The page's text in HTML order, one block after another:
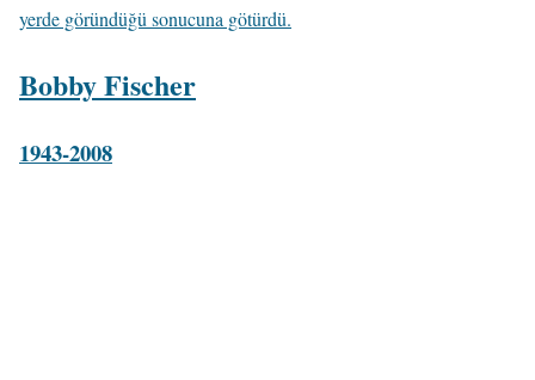
yerde göründüğü sonucuna götürdü.
Bobby Fischer
1943-2008